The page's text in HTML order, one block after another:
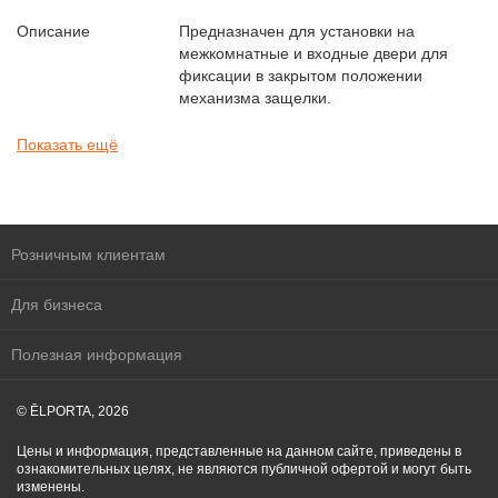
Описание
Предназначен для установки на
межкомнатные и входные двери для
фиксации в закрытом положении
механизма защелки.
Показать ещё
Розничным клиентам
Для бизнеса
Полезная информация
© ĒLPORTA, 2026
Цены и информация, представленные на данном сайте, приведены в
ознакомительных целях, не являются публичной офертой и могут быть
изменены.